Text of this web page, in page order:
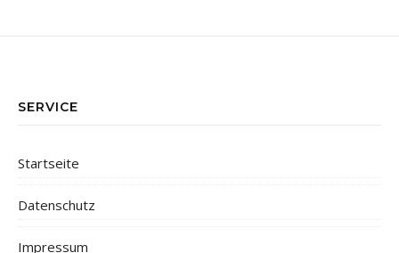
SERVICE
Startseite
Datenschutz
Impressum